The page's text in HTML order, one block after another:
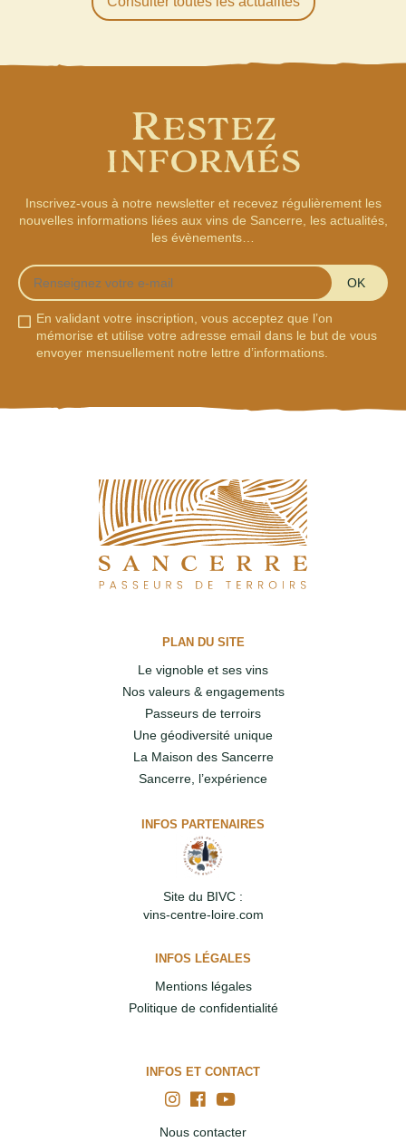
RESTEZ
INFORMÉS
Inscrivez-vous à notre newsletter et recevez régulièrement les
nouvelles informations liées aux vins de Sancerre, les actualités,
les évènements…
OK
En validant votre inscription, vous acceptez que l’on
mémorise et utilise votre adresse email dans le but de vous
envoyer mensuellement notre lettre d’informations.
PLAN DU SITE
Le vignoble et ses vins
Nos valeurs & engagements
Passeurs de terroirs
Une géodiversité unique
La Maison des Sancerre
Sancerre, l’expérience
INFOS PARTENAIRES
Site du BIVC :
vins-centre-loire.com
INFOS LÉGALES
Mentions légales
Politique de confidentialité
INFOS ET CONTACT
Nous contacter